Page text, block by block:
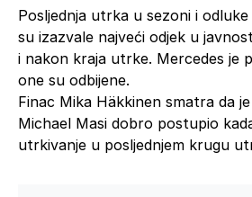
Posljednja utrka u sezoni i
su izazvale najveći odjek u
i nakon kraja utrke. Mercedes je
one su odbijene.
Finac Mika Häkkinen smatra da
Michael Masi dobro postupio
utrkivanje u posljednjem krugu